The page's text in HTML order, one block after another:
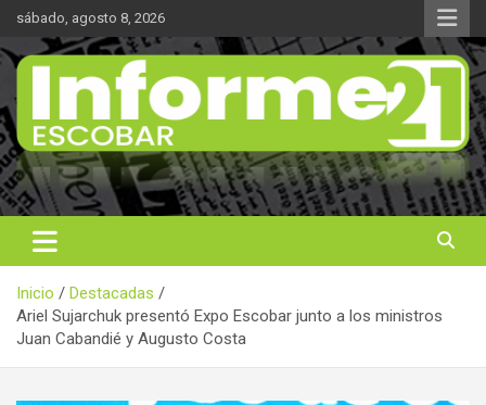
Saltar
contenido
sábado, agosto 8, 2026
Informe 21
Noticas reales
Inicio
Destacadas
Ariel Sujarchuk presentó Expo Escobar junto a los ministros
Juan Cabandié y Augusto Costa